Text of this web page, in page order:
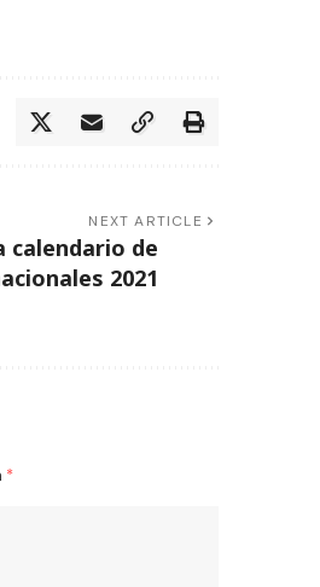
NEXT ARTICLE
calendario de
2021
*